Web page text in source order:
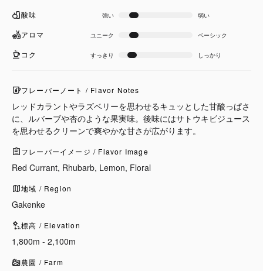
酸味 強い 弱い
アロマ ユニーク ベーシック
コク すっきり しっかり
フレーバーノート / Flavor Notes
レッドカラントやラズベリーを思わせるキュッとした甘酸っぱさ
に、ルバーブや杏のような果実味。後味にはサトウキビジュース
を思わせるクリーンで爽やかな甘さが広がります。
フレーバーイメージ / Flavor Image
Red Currant, Rhubarb, Lemon, Floral
地域 / Region
Gakenke
標高 / Elevation
1,800m - 2,100m
農園 / Farm